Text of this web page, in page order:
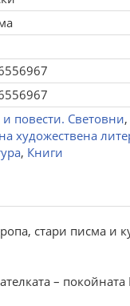
повести. Световни,
художествена
, Книги
стари писма и
–